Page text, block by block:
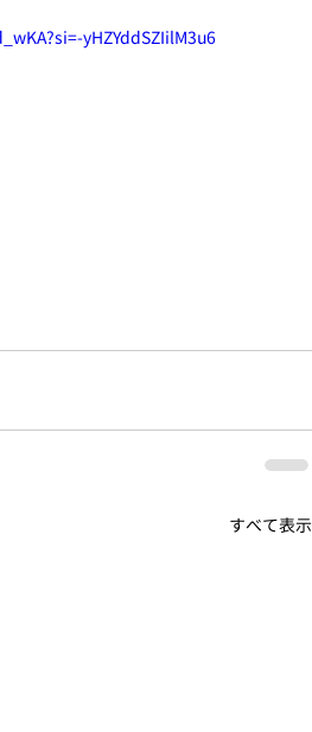
yHZYddSZIilM3u6
すべて表示